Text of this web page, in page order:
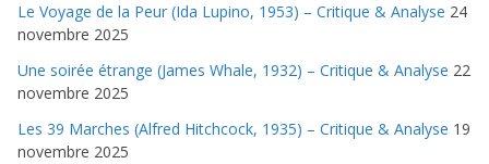
Le Voyage de la Peur (Ida Lupino, 1953) – Critique & Analyse 24
novembre 2025
Une soirée étrange (James Whale, 1932) – Critique & Analyse 22
novembre 2025
Les 39 Marches (Alfred Hitchcock, 1935) – Critique & Analyse 19
novembre 2025